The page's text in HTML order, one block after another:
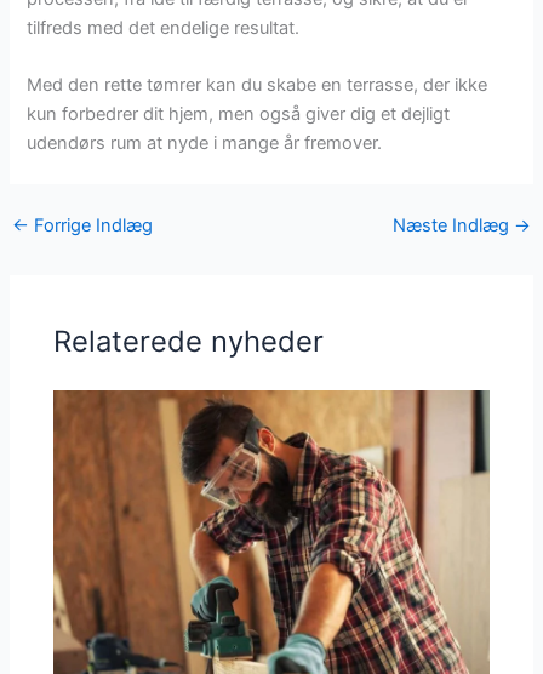
tilfreds med det endelige resultat.
Med den rette tømrer kan du skabe en terrasse, der ikke
kun forbedrer dit hjem, men også giver dig et dejligt
udendørs rum at nyde i mange år fremover.
← Forrige Indlæg Næste Indlæg →
Relaterede nyheder